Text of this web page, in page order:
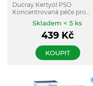
Ducray Kertyol PSO
Koncentrovaná péče pro
lokální použití podporuje
odstraňování suchých plaků
na těle i na hlavě, zmírňuje
svědění spojené se suchostí
Skladem < 5 ks
439 Kč
KOUPIT